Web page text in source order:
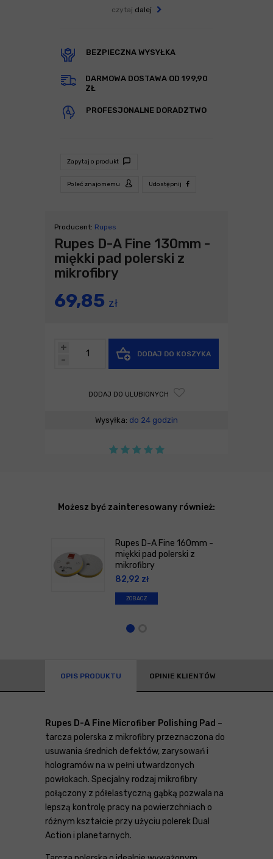
czytaj dalej
BEZPIECZNA WYSYŁKA
DARMOWA DOSTAWA OD 199,90
ZŁ
PROFESJONALNE DORADZTWO
Zapytaj o produkt
Poleć znajomemu Udostępnij
Producent: Rupes
Rupes D-A Fine 130mm -
miękki pad polerski z
mikrofibry
69,85 zł
-
+
DODAJ DO KOSZYKA
DODAJ DO ULUBIONYCH
Wysyłka: do 24 godzin
Możesz być zainteresowany również:
Rupes D-A Fine 160mm -
miękki pad polerski z
mikrofibry
82,92 zł
ZOBACZ
OPIS PRODUKTU OPINIE KLIENTÓW
Rupes D-A Fine Microfiber Polishing Pad –
tarcza polerska z mikrofibry przeznaczona do
usuwania średnich defektów, zarysowań i
hologramów na w pełni utwardzonych
powłokach. Specjalny rodzaj mikrofibry
połączony z półelastyczną gąbką pozwala na
lepszą kontrolę pracy na powierzchniach o
różnym kształcie przy użyciu polerek Dual
Action i planetarnych.